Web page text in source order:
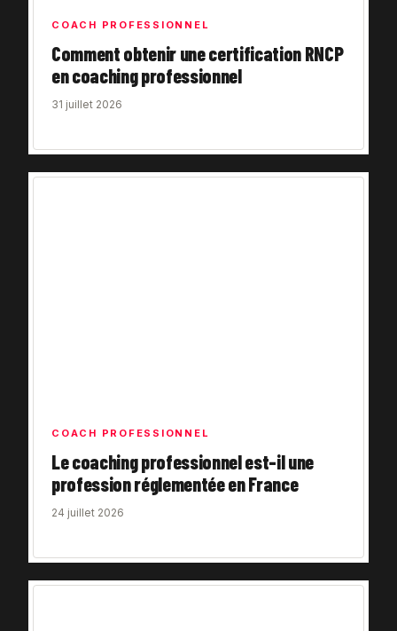
COACH PROFESSIONNEL
Comment obtenir une certification RNCP
en coaching professionnel
31 juillet 2026
COACH PROFESSIONNEL
Le coaching professionnel est-il une
profession réglementée en France
24 juillet 2026